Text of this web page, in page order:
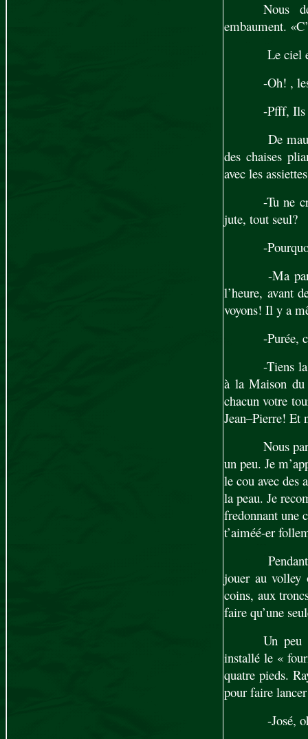
Nous
embaument.
Le ciel
-Oh! ,
-Pfff, Ils
De
des chaises
avec les
-Tu ne
jute, tout seul?
-
-Ma
l’heure, avant
voyons! Il y a
-Purée,
-Tiens
à la Maison du
chacun votre
Jean–Pierre!
Nous
un peu. Je
le cou avec des
la peau. Je
fredonnant une
t’aiméé-er
jouer au volley
coins, aux
faire qu’une
Un peu
installé le «
quatre pieds.
pour faire
-José,